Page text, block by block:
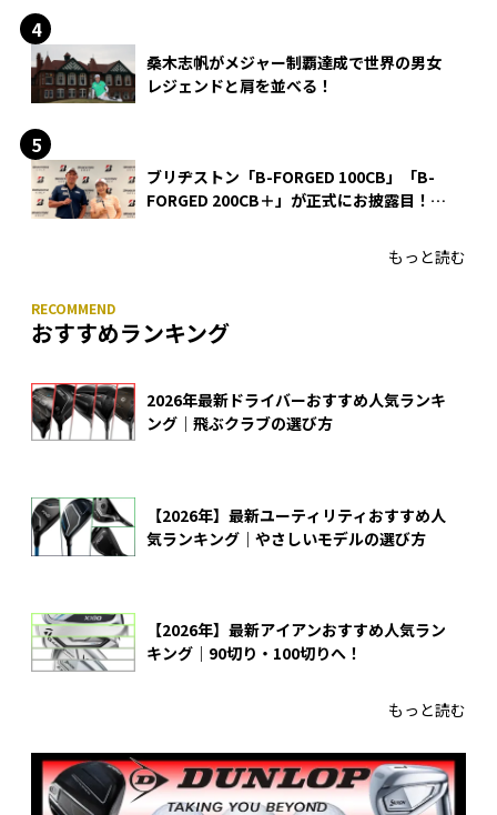
桑木志帆がメジャー制覇達成で世界の男女
レジェンドと肩を並べる！
ブリヂストン「B-FORGED 100CB」「B-
FORGED 200CB＋」が正式にお披露目！
もっと読む
おすすめランキング
2026年最新ドライバーおすすめ人気ランキ
ング｜飛ぶクラブの選び方
【2026年】最新ユーティリティおすすめ人
気ランキング｜やさしいモデルの選び方
【2026年】最新アイアンおすすめ人気ラン
キング｜90切り・100切りへ！
もっと読む